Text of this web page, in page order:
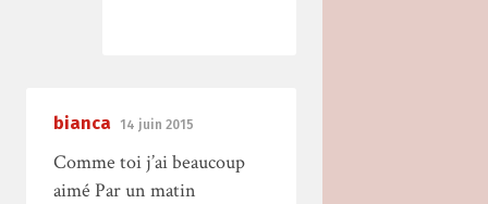
bianca 14 juin 2015
Comme toi j’ai beaucoup
aimé Par un matin